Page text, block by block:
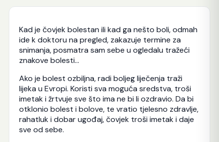
Kad je čovjek bolestan ili kad ga nešto boli, odmah
ide k doktoru na pregled, zakazuje termine za
snimanja, posmatra sam sebe u ogledalu tražeći
znakove bolesti…
Ako je bolest ozbiljna, radi boljeg liječenja traži
lijeka u Evropi. Koristi sva moguća sredstva, troši
imetak i žrtvuje sve što ima ne bi li ozdravio. Da bi
otklonio bolest i bolove, te vratio tjelesno zdravlje,
rahatluk i dobar ugođaj, čovjek troši imetak i daje
sve od sebe.